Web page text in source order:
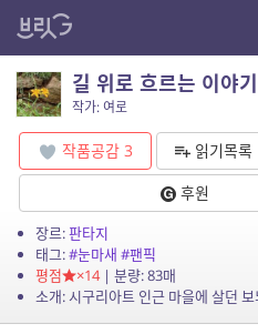
길 위로 흐르는 이야기
작가: 여로
작품공감 3 읽기목록
후원
장르:판타지
태그:#눈마새 #팬픽
평점
×14| 분량: 83매